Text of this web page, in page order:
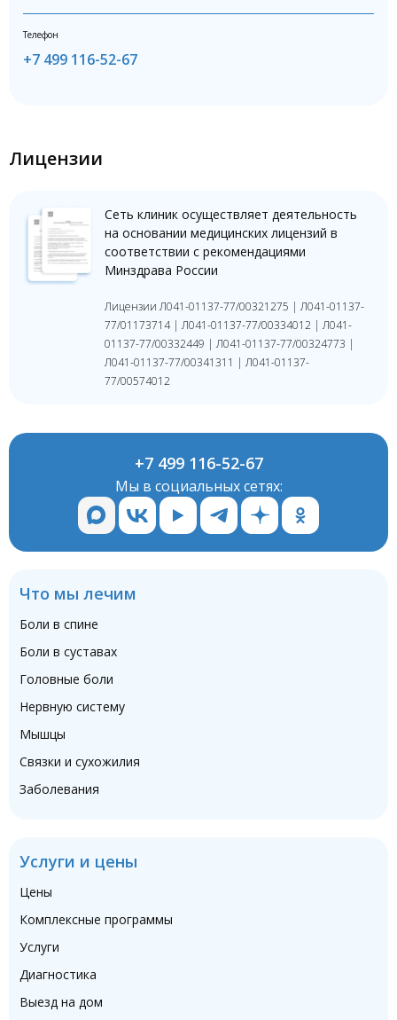
Телефон
+7 499 116-52-67
Лицензии
Сеть клиник осуществляет деятельность
на основании медицинских лицензий в
соответствии с рекомендациями
Минздрава России
Лицензии Л041-01137-77/00321275 | Л041-01137-
77/01173714 | Л041-01137-77/00334012 | Л041-
01137-77/00332449 | Л041-01137-77/00324773 |
Л041-01137-77/00341311 | Л041-01137-
77/00574012
+7 499 116-52-67
Мы в социальных сетях:
Что мы лечим
Боли в спине
Боли в суставах
Головные боли
Нервную систему
Мышцы
Связки и сухожилия
Заболевания
Услуги и цены
Цены
Комплексные программы
Услуги
Диагностика
Выезд на дом